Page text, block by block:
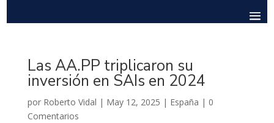
Las AA.PP triplicaron su
inversión en SAIs en 2024
por Roberto Vidal | May 12, 2025 | España | 0
Comentarios